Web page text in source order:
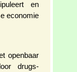
en
economie
openbaar
drugs-